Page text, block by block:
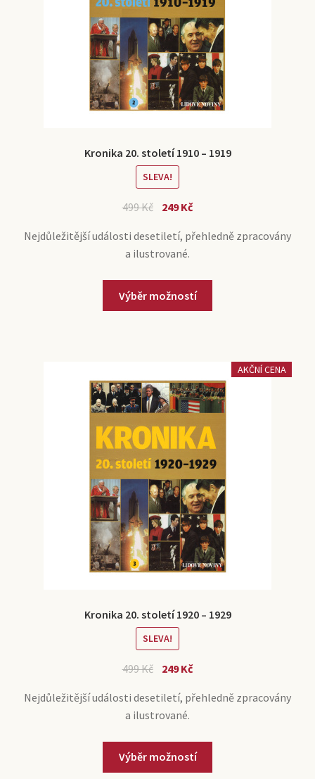
Kronika 20. století 1910 – 1919
SLEVA!
499Kč 249Kč
Nejdůležitější události desetiletí, přehledně zpracovány
a ilustrované.
Výběr možností
AKČNÍ CENA
Kronika 20. století 1920 – 1929
SLEVA!
499Kč 249Kč
Nejdůležitější události desetiletí, přehledně zpracovány
a ilustrované.
Výběr možností